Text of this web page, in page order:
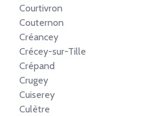
Courtivron
Couternon
Créancey
Crécey-sur-Tille
Crépand
Crugey
Cuiserey
Culètre